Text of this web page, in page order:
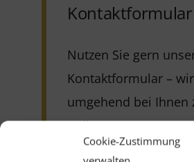
Cookie-Zustimmung
Kontaktformular
Nutzen Sie gern
Kontaktformular –
umgehend bei Ihnen
Anliegen: